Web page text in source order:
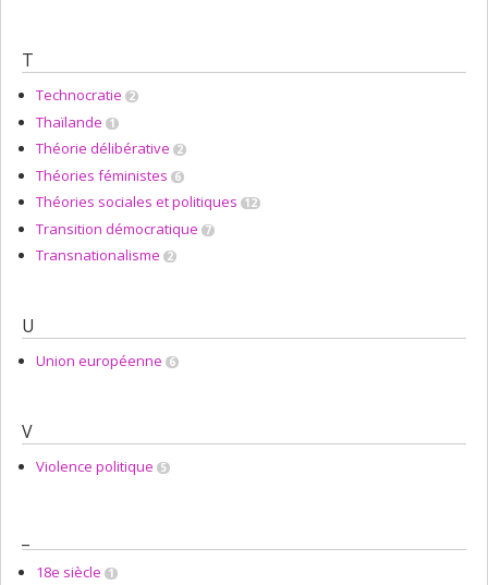
T
Technocratie 2
Thaïlande 1
Théorie délibérative 2
Théories féministes 6
Théories sociales et politiques 12
Transition démocratique 7
Transnationalisme 2
U
Union européenne 6
V
Violence politique 5
18e siècle 1